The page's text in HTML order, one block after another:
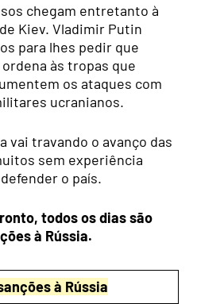
chegam entretanto à
Kiev. Vladimir Putin
para lhes pedir que
às tropas que
os ataques com
ucranianos.
vai travando o avanço das
sem experiência
o país.
todos os dias são
à Rússia.
à Rússia